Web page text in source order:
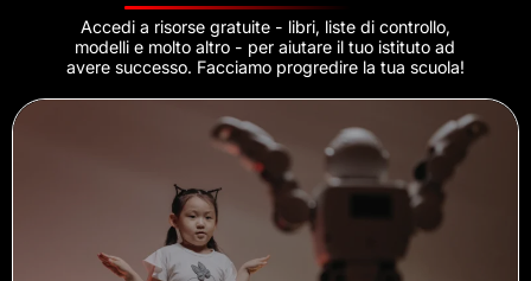
Accedi a risorse gratuite - libri, liste di controllo,
modelli e molto altro - per aiutare il tuo istituto ad
avere successo. Facciamo progredire la tua scuola!